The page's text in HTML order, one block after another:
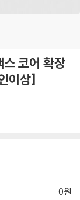
코어 확장
이상]
0원